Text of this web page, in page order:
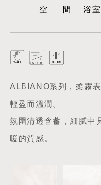
空間浴
ALBIANO系列，柔霧
輕盈而溫潤。
氛圍清透含蓄，細膩中
暖的質感。